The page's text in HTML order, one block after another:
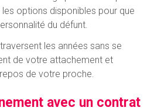
options disponibles pour que
du défunt.
les années sans se
de votre attachement et
de votre proche.
avec un contrat